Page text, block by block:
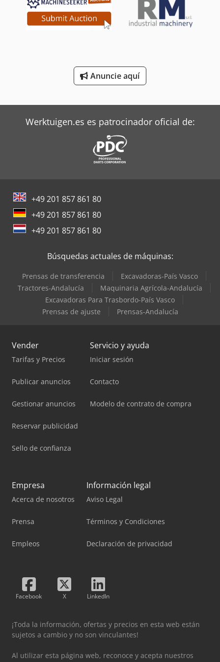
Terberg Tractor
Anuncie aquí
Werktuigen.es es patrocinador oficial de:
+49 201 857 861 80
+49 201 857 861 80
+49 201 857 861 80
Búsquedas actuales de máquinas:
Prensas de transferencia
Excavadoras-País Vasco
Tractores-Andalucía
Maquinaria Agrícola-Andalucía
Excavadoras Para Trasbordo-País Vasco
Prensas de ajuste
Prensas-Andalucía
Vender
Tarifas y Precios
Publicar anuncios
Gestionar anuncios
Reservar publicidad
Sello de confianza
Servicio y ayuda
Iniciar sesión
Contacto
Modelo de contrato de compra
Empresa
Acerca de nosotros
Prensa
Empleos
Información legal
Aviso Legal
Términos y Condiciones
Declaración de privacidad
Facebook X LinkedIn
¡Toda la información, ofertas y precios en esta web están
sujetos a cambio y no son vinculantes!
Al utilizar esta página web, reconoce y acepta nuestros